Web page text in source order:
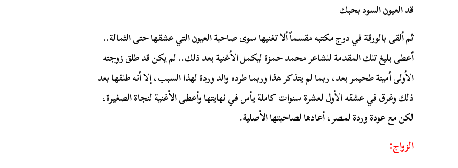
قد العيون السود بحبك
ثم ألقى بالورقة في درج مكتبه مقسماً ألا تغنيها سوى صاحبة العيون التي عشقها حتى الثمالة..
أعطى بليغ تلك المقدمة للشاعر محمد حمزة ليكمل الأغنية بعد ذلك.. لم يكن قد طلق زوجته
الأولى أمينة طحيمر بعد، ربما لم يتذكر هذا وربما طرده والد وردة لهذا السبب، إلا أنه طلقها بعد
ذلك وغرق في عشقه الأول لعشرة سنوات كاملة يأس في نهايتها وأعطى الأغنية لنجاة الصغيرة،
لكن مع عودة وردة لمصر، أعادها لصاحبتها الأصلية.
الزواج: